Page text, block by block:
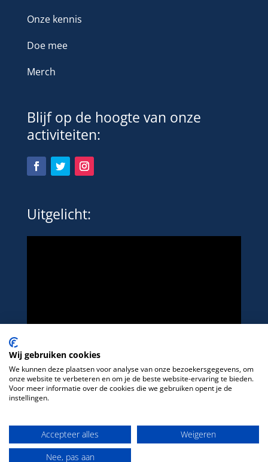
Onze kennis
Doe mee
Merch
Blijf op de hoogte van onze
activiteiten:
Uitgelicht:
Wij gebruiken cookies
We kunnen deze plaatsen voor analyse van onze bezoekersgegevens, om
onze website te verbeteren en om je de beste website-ervaring te bieden.
Voor meer informatie over de cookies die we gebruiken opent je de
instellingen.
Accepteer alles
Weigeren
Nee, pas aan